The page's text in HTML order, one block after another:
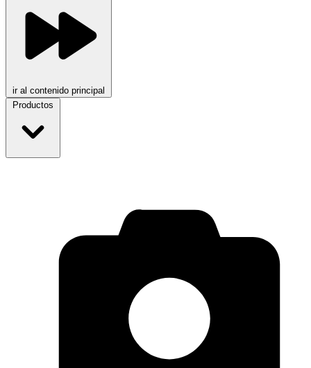
ir al contenido principal
Productos